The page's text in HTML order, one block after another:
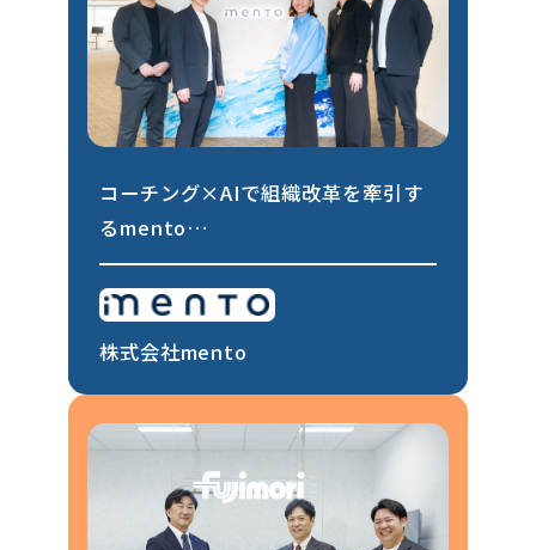
コーチング×AIで組織改革を牽引す
るmento
開発が進む三田エリアで成長フェー
ズを見据えた移転を実現
株式会社mento